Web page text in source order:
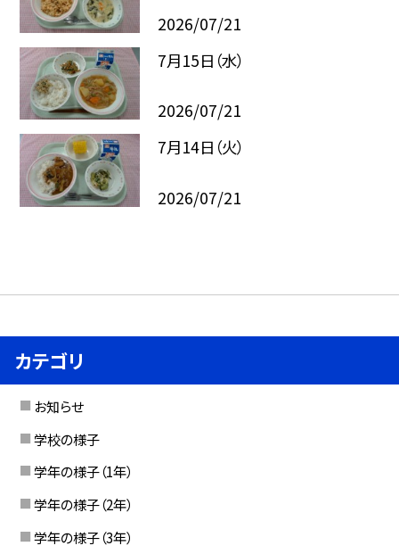
2026/07/21
7月15日（水）
2026/07/21
7月14日（火）
2026/07/21
カテゴリ
お知らせ
学校の様子
学年の様子（1年）
学年の様子（2年）
学年の様子（3年）